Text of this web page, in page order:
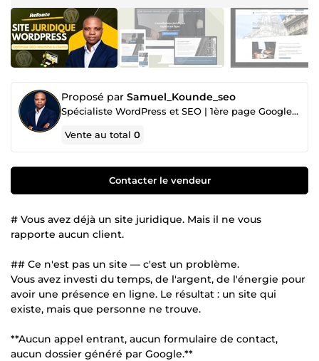
Proposé par Samuel_Kounde_seo
Spécialiste WordPress et SEO | 1ère page Google garantie | Avocats · Automobile · Entreprises
Vente au total0
Contacter le vendeur
# Vous avez déjà un site juridique. Mais il ne vous
rapporte aucun client.
## Ce n'est pas un site — c'est un problème.
Vous avez investi du temps, de l'argent, de l'énergie pour
avoir une présence en ligne. Le résultat : un site qui
existe, mais que personne ne trouve.
**Aucun appel entrant, aucun formulaire de contact,
aucun dossier généré par Google.**